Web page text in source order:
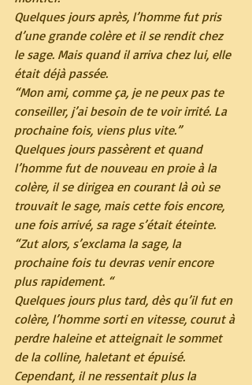
Quelques jours après, l’homme fut pris
d’une grande colère et il se rendit chez
le sage. Mais quand il arriva chez lui, elle
était déjà passée.
“Mon ami, comme ça, je ne peux pas te
conseiller, j’ai besoin de te voir irrité. La
prochaine fois, viens plus vite.”
Quelques jours passèrent et quand
l’homme fut de nouveau en proie à la
colère, il se dirigea en courant là où se
trouvait le sage, mais cette fois encore,
une fois arrivé, sa rage s’était éteinte.
“Zut alors, s’exclama la sage, la
prochaine fois tu devras venir encore
plus rapidement. “
Quelques jours plus tard, dès qu’il fut en
colère, l’homme sorti en vitesse, courut à
perdre haleine et atteignait le sommet
de la colline, haletant et épuisé.
Cependant, il ne ressentait plus la